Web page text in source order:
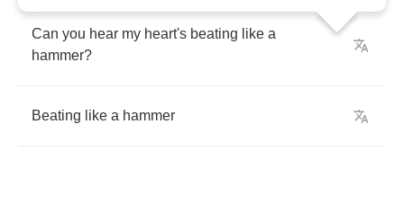
Can you hear my heart's beating like a
hammer?
Beating like a hammer